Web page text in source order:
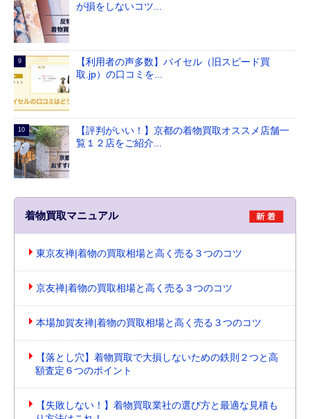
が損をしないコツ...
【利用者の声多数】バイセル（旧スピード買
取.jp）の口コミを...
【評判がいい！】京都の着物買取オススメ店舗一
覧１２店をご紹介...
着物買取マニュアル
東京友禅|着物の買取相場と高く売る３つのコツ
京友禅|着物の買取相場と高く売る３つのコツ
本場加賀友禅|着物の買取相場と高く売る３つのコツ
【落とし穴】着物買取で大損しないための鉄則２つと高
額査定６つのポイント
【失敗しない！】着物買取業社の選び方と最適な見積も